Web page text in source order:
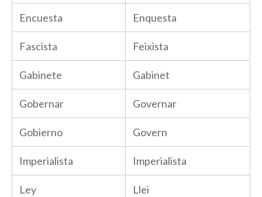
Encuesta Enquesta
Fascista Feixista
Gabinete Gabinet
Gobernar Governar
Gobierno Govern
Imperialista Imperialista
Ley Llei